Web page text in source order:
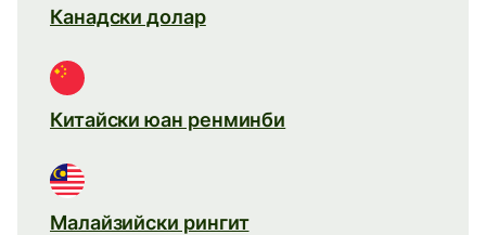
Канадски долар
Китайски юан ренминби
Малайзийски рингит